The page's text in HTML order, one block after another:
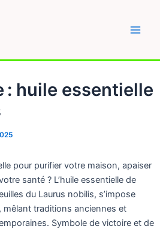
: huile essentielle
pour purifier votre maison, apaiser
santé ? L’huile essentielle de
du Laurus nobilis, s’impose
traditions anciennes et
Symbole de victoire et de